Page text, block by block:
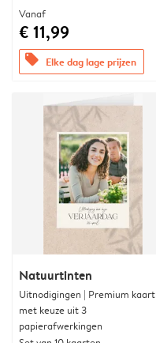
Vanaf
€ 11,99
offers Elke dag lage prijzen
Natuurtinten
Uitnodigingen | Premium kaart
met keuze uit 3
papierafwerkingen